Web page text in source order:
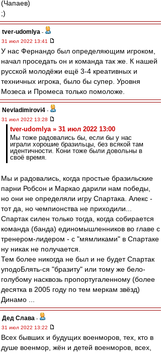
(Чапаев)
;)
tver-udomlya -
31 июл 2022 13:41
У нас Фернандо был определяющим игроком,
начал проседать он и команда так же. К нашей
русской молодёжи ещё 3-4 креативных и
техничных игрока, было бы супер. Уровня
Мозеса и Промеса только помоложе.
Nevladimirovi4 -
31 июл 2022 13:28
tver-udomlya » 31 июл 2022 13:00
Мы тоже радовались бы, если бы у нас
играли хорошие бразильцы, без всякой там
идентичности. Кони тоже были довольны в
своё время.
Мы и радовались, когда простые бразильские
парни Робсон и Маркао дарили нам победы,
но они не определяли игру Спартака. Алекс -
тот да, но чемпионства не приходили...
Спартак силен только тогда, когда собирается
команда (банда) единомышленников во главе с
тренером-лидером - с "мямликами" в Спартаке
ну никак не получается.
Тем более никогда не был и не будет Спартак
уподоБлять-ся "бразиту" или тому же бело-
голубому насквозь пропортугаленному (более
десятка в 2005 году по тем меркам звёзд)
Динамо ...
Дед Слава -
31 июл 2022 13:22
Всех бывших и будущих военморов, тех, кто в
душе военмор, жён и детей военморов, всех,